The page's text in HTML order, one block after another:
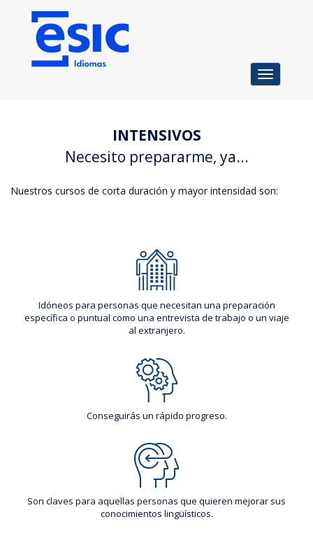
Toggle
navigation
INTENSIVOS
Necesito prepararme, ya...
Nuestros cursos de corta duración y mayor intensidad son:
Idóneos para personas que necesitan una preparación
específica o puntual como una entrevista de trabajo o un viaje
al extranjero.
Conseguirás un rápido progreso.
Son claves para aquellas personas que quieren mejorar sus
conocimientos lingüísticos.